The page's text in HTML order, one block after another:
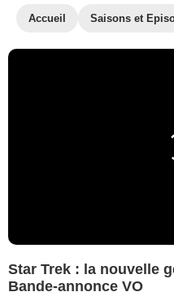
Accueil Saisons et
Star Trek : la nouvelle
Bande-annonce VO